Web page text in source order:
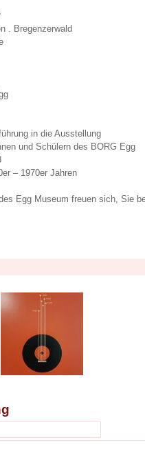
. Bregenzerwald
in die Ausstellung
und Schülern des BORG Egg
– 1970er Jahren
Egg Museum freuen sich, Sie